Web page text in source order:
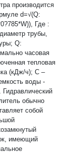
производится
d=√(Q:
Где :
трубы,
Q:
часовая
тепловая
(кДж/ч); С –
воды -
Гидравлический
обычно
собой
имеющий